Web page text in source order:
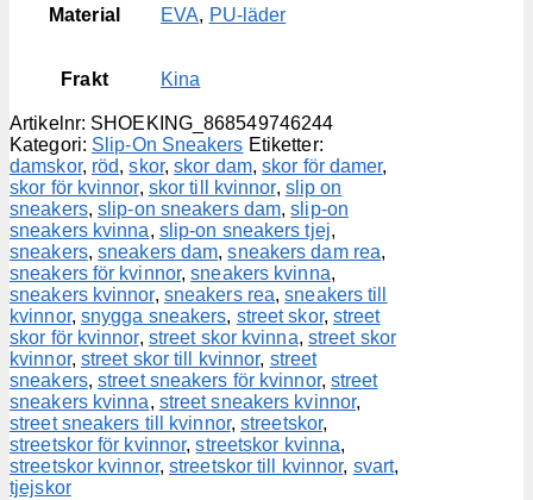
Material EVA, PU-läder
Frakt Kina
Artikelnr: SHOEKING_868549746244
Kategori: Slip-On Sneakers Etiketter:
damskor, röd,skor,skor dam,skor för damer,
skor för kvinnor, skor till kvinnor, slip on
sneakers,slip-on sneakers dam,slip-on
sneakers kvinna, slip-on sneakers tjej,
sneakers,sneakers dam,sneakers dam rea,
sneakers för kvinnor,sneakers kvinna,
sneakers kvinnor, sneakers rea,sneakers till
kvinnor, snygga sneakers, street skor, street
skor för kvinnor, street skor kvinna, street skor
kvinnor, street skor till kvinnor, street
sneakers,street sneakers för kvinnor, street
sneakers kvinna, street sneakers kvinnor,
street sneakers till kvinnor,streetskor,
streetskor för kvinnor,streetskor kvinna,
streetskor kvinnor,streetskor till kvinnor, svart,
tjejskor